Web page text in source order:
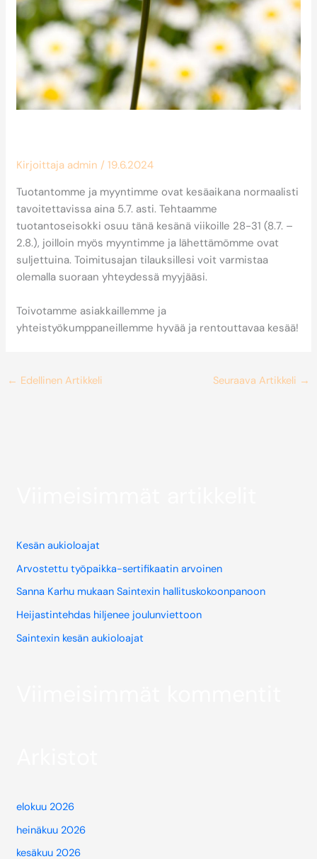
Kirjoittaja admin /19.6.2024
Tuotantomme ja myyntimme ovat kesäaikana normaalisti
tavoitettavissa aina 5.7. asti. Tehtaamme
tuotantoseisokki osuu tänä kesänä viikoille 28-31 (8.7. –
2.8.), joilloin myös myyntimme ja lähettämömme ovat
suljettuina. Toimitusajan tilauksillesi voit varmistaa
olemalla suoraan yhteydessä myyjääsi.
Toivotamme asiakkaillemme ja
yhteistyökumppaneillemme hyvää ja rentouttavaa kesää!
← Edellinen Artikkeli Seuraava Artikkeli →
Kesän aukioloajat
Arvostettu työpaikka-sertifikaatin arvoinen
Sanna Karhu mukaan Saintexin hallituskokoonpanoon
Heijastintehdas hiljenee joulunviettoon
Saintexin kesän aukioloajat
elokuu 2026
heinäkuu 2026
kesäkuu 2026